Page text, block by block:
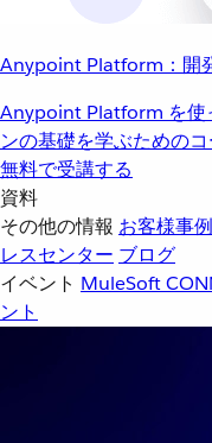
Anypoint Platform：開
Anypoint Platform を使
ンの基礎を学ぶためのコ
無料で受講する
資料
その他の情報 お客様事例
レスセンター ブログ
イベント MuleSoft
ント